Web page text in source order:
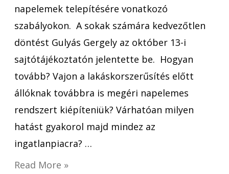
napelemek telepítésére vonatkozó
szabályokon. A sokak számára kedvezőtlen
döntést Gulyás Gergely az október 13-i
sajtótájékoztatón jelentette be. Hogyan
tovább? Vajon a lakáskorszerűsítés előtt
állóknak továbbra is megéri napelemes
rendszert kiépíteniük? Várhatóan milyen
hatást gyakorol majd mindez az
ingatlanpiacra? …
Read More »